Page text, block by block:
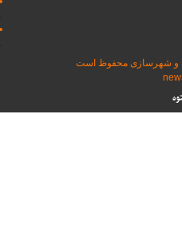
و شهرسازی محفوظ است